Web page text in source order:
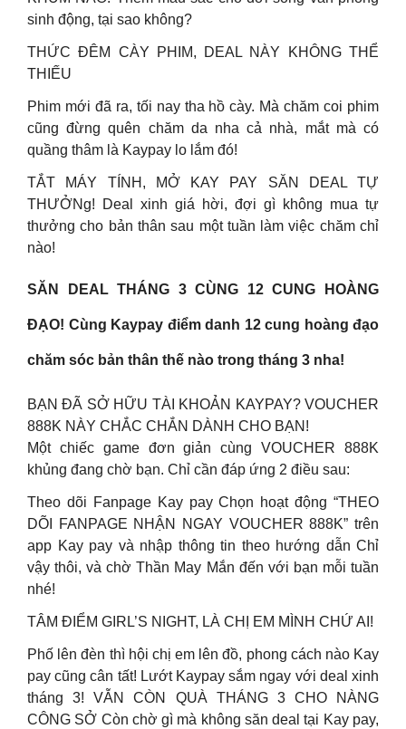
sinh động, tại sao không?
THỨC ĐÊM CÀY PHIM, DEAL NÀY KHÔNG THỂ
THIẾU
Phim mới đã ra, tối nay tha hồ cày. Mà chăm coi phim
cũng đừng quên chăm da nha cả nhà, mắt mà có
quầng thâm là Kaypay lo lắm đó!
TẮT MÁY TÍNH, MỞ KAY PAY SĂN DEAL TỰ
THƯỞNg! Deal xinh giá hời, đợi gì không mua tự
thưởng cho bản thân sau một tuần làm việc chăm chỉ
nào!
SĂN DEAL THÁNG 3 CÙNG 12 CUNG HOÀNG
ĐẠO! Cùng Kaypay điểm danh 12 cung hoàng đạo
chăm sóc bản thân thế nào trong tháng 3 nha!
BẠN ĐÃ SỞ HỮU TÀI KHOẢN KAYPAY? VOUCHER
888K NÀY CHẮC CHẮN DÀNH CHO BẠN!
Một chiếc game đơn giản cùng VOUCHER 888K
khủng đang chờ bạn. Chỉ cần đáp ứng 2 điều sau:
Theo dõi Fanpage Kay pay Chọn hoạt động “THEO
DÕI FANPAGE NHẬN NGAY VOUCHER 888K” trên
app Kay pay và nhập thông tin theo hướng dẫn Chỉ
vậy thôi, và chờ Thần May Mắn đến với bạn mỗi tuần
nhé!
TÂM ĐIỂM GIRL’S NIGHT, LÀ CHỊ EM MÌNH CHỨ AI!
Phố lên đèn thì hội chị em lên đồ, phong cách nào Kay
pay cũng cân tất! Lướt Kaypay sắm ngay với deal xinh
tháng 3! VẪN CÒN QUÀ THÁNG 3 CHO NÀNG
CÔNG SỞ Còn chờ gì mà không săn deal tại Kay pay,